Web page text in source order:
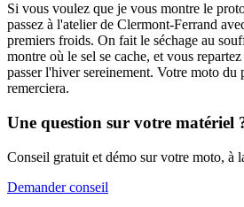
Si vous voulez que je vous montre le
passez à l'atelier de Clermont-Ferrand
premiers froids. On fait le séchage au
montre où le sel se cache, et vous
passer l'hiver sereinement. Votre moto du
remerciera.
Une question sur votre matériel
Conseil gratuit et démo sur votre moto, à
Demander conseil